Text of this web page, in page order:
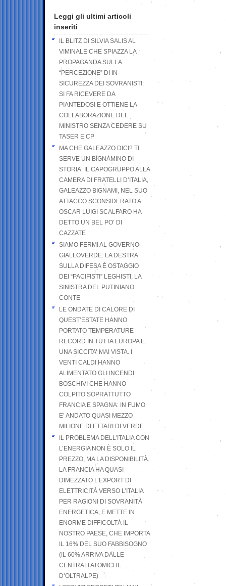
Leggi gli ultimi articoli
inseriti
IL BLITZ DI SILVIA SALIS AL
VIMINALE CHE SPIAZZA LA
PROPAGANDA SULLA
“PERCEZIONE” DI IN-
SICUREZZA DEI SOVRANISTI:
SI FA RICEVERE DA
PIANTEDOSI E OTTIENE LA
COLLABORAZIONE DEL
MINISTRO SENZA CEDERE SU
TASER E CP
MA CHE GALEAZZO DICI? TI
SERVE UN BIGNAMINO DI
STORIA. IL CAPOGRUPPO ALLA
CAMERA DI FRATELLI D’ITALIA,
GALEAZZO BIGNAMI, NEL SUO
ATTACCO SCONSIDERATO A
OSCAR LUIGI SCALFARO HA
DETTO UN BEL PO’ DI
CAZZATE
SIAMO FERMI AL GOVERNO
GIALLOVERDE: LA DESTRA
SULLA DIFESA È OSTAGGIO
DEI “PACIFISTI” LEGHISTI, LA
SINISTRA DEL PUTINIANO
CONTE
LE ONDATE DI CALORE DI
QUEST’ESTATE HANNO
PORTATO TEMPERATURE
RECORD IN TUTTA EUROPA E
UNA SICCITA’ MAI VISTA. I
VENTI CALDI HANNO
ALIMENTATO GLI INCENDI
BOSCHIVI CHE HANNO
COLPITO SOPRATTUTTO
FRANCIA E SPAGNA: IN FUMO
E’ ANDATO QUASI MEZZO
MILIONE DI ETTARI DI VERDE
IL PROBLEMA DELL’ITALIA CON
L’ENERGIA NON È SOLO IL
PREZZO, MA LA DISPONIBILITÀ.
LA FRANCIA HA QUASI
DIMEZZATO L’EXPORT DI
ELETTRICITÀ VERSO L’ITALIA
PER RAGIONI DI SOVRANITÀ
ENERGETICA, E METTE IN
ENORME DIFFICOLTÀ IL
NOSTRO PAESE, CHE IMPORTA
IL 16% DEL SUO FABBISOGNO
(IL 60% ARRIVA DALLE
CENTRALI ATOMICHE
D’OLTRALPE)